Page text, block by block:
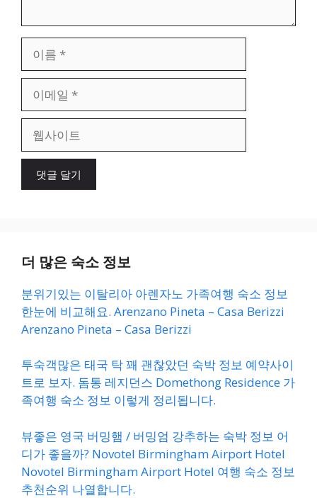
일
이
더 많은 숙소 정보
분위기있는 이탈리아 아렌자노 가족여행 숙소 정보
한눈에 비교해요. Arenzano Pineta – Casa Berizzi
Arenzano Pineta – Casa Berizzi
투숙객많은 태국 탁 꽤 괜찮았던 숙박 정보 예약사이
트로 보자. 돔통 레지던스 Domethong Residence 가
족여행 숙소 정보 이렇게 정리됩니다.
뷰좋은 영국 버밍햄 / 버밍엄 강추하는 숙박 정보 어
디가 좋을까? Novotel Birmingham Airport Hotel
Novotel Birmingham Airport Hotel 여행 숙소 정보
추천순위 나열합니다.